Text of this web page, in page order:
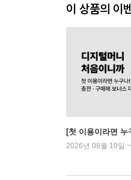
이 상품의 이
[첫 이용이라면 누
2026년 08월 10일